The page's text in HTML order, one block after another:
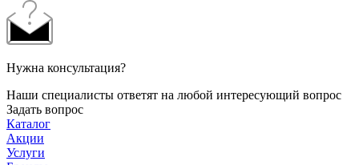
Нужна консультация?
Наши специалисты ответят на любой интересующий вопрос
Задать вопрос
Каталог
Акции
Услуги